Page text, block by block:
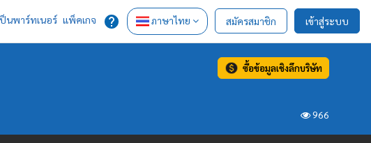
ป็นพาร์ทเนอร์ แพ็คเกจ ภาษาไทย สมัครสมาชิก เข้าสู่ระบบ
ซื้อข้อมูลเชิงลึกบริษัท
966